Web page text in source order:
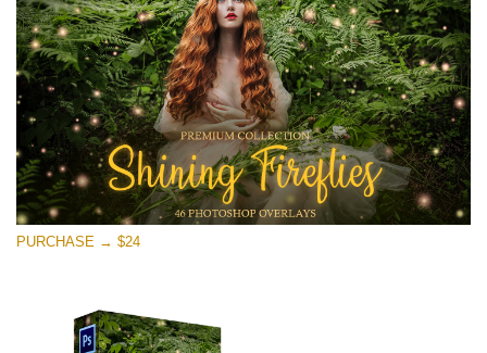
(46 Overlays)
Large 6000*4000px
Bokeh Collection (650 Overlays)
Large 6000*4000px
Entire Collection
(1783 Overlays)
PURCHASE → $24